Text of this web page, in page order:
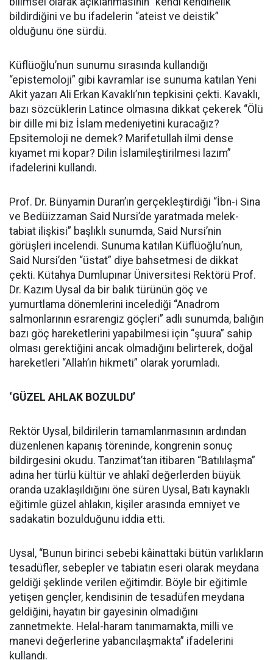
bildirdiğini ve bu ifadelerin “ateist ve deistik”
olduğunu öne sürdü.
Küflüoğlu’nun sunumu sırasında kullandığı
“epistemoloji” gibi kavramlar ise sunuma katılan Yeni
Akit yazarı Ali Erkan Kavaklı’nın tepkisini çekti. Kavaklı,
bazı sözcüklerin Latince olmasına dikkat çekerek “Ölü
bir dille mi biz İslam medeniyetini kuracağız?
Epsitemoloji ne demek? Marifetullah ilmi dense
kıyamet mi kopar? Dilin İslamileştirilmesi lazım”
ifadelerini kullandı.
Prof. Dr. Bünyamin Duran’ın gerçekleştirdiği “İbn-i Sina
ve Bedüizzaman Said Nursi’de yaratmada melek-
tabiat ilişkisi” başlıklı sunumda, Said Nursi’nin
görüşleri incelendi. Sunuma katılan Küflüoğlu’nun,
Said Nursi’den “üstat” diye bahsetmesi de dikkat
çekti. Kütahya Dumlupınar Üniversitesi Rektörü Prof.
Dr. Kazım Uysal da bir balık türünün göç ve
yumurtlama dönemlerini incelediği “Anadrom
salmonlarının esrarengiz göçleri” adlı sunumda, balığın
bazı göç hareketlerini yapabilmesi için “şuura” sahip
olması gerektiğini ancak olmadığını belirterek, doğal
hareketleri “Allah’ın hikmeti” olarak yorumladı.
‘GÜZEL AHLAK BOZULDU’
Rektör Uysal, bildirilerin tamamlanmasının ardından
düzenlenen kapanış töreninde, kongrenin sonuç
bildirgesini okudu. Tanzimat’tan itibaren “Batılılaşma”
adına her türlü kültür ve ahlakî değerlerden büyük
oranda uzaklaşıldığını öne süren Uysal, Batı kaynaklı
eğitimle güzel ahlakın, kişiler arasında emniyet ve
sadakatin bozulduğunu iddia etti.
Uysal, “Bunun birinci sebebi kâinattaki bütün varlıkların
tesadüfler, sebepler ve tabiatın eseri olarak meydana
geldiği şeklinde verilen eğitimdir. Böyle bir eğitimle
yetişen gençler, kendisinin de tesadüfen meydana
geldiğini, hayatın bir gayesinin olmadığını
zannetmekte. Helal-haram tanımamakta, milli ve
manevi değerlerine yabancılaşmakta” ifadelerini
kullandı.